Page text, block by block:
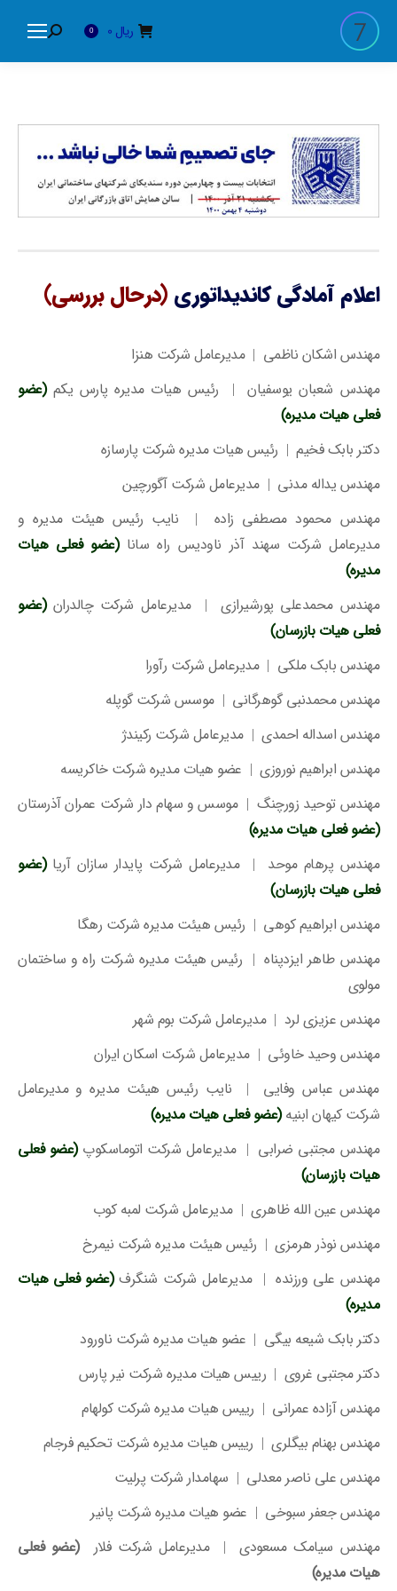
ریال 0
Search:
اعلام آمادگی کاندیداتوری (درحال بررسی)
مهندس اشکان ناظمی | مدیرعامل شرکت هنزا
مهندس شعبان یوسفیان | رئیس هیات مدیره پارس یکم(عضو
فعلی هیات مدیره)
دکتر بابک فخیم | رئیس هیات مدیره شرکت پارسازه
مهندس یداله مدنی | مدیرعامل شرکت آگورچین
مهندس محمود مصطفی زاده | نایب رئیس هیئت مدیره و
مدیرعامل شرکت سهند آذر ناودیس راه سانا(عضو فعلی هیات
مدیره)
مهندس محمدعلی پورشیرازی | مدیرعامل شرکت چالدران(عضو
فعلی هیات بازرسان)
مهندس بابک ملکی | مدیرعامل شرکت رآورا
مهندس محمدنبی گوهرگانی | موسس شرکت گوپله
مهندس اسداله احمدی | مدیرعامل شرکت رکیندژ
مهندس ابراهیم نوروزی | عضو هیات مدیره شرکت خاکریسه
مهندس توحید زورچنگ | موسس و سهام دار شرکت عمران آذرستان
(عضو فعلی هیات مدیره)
مهندس پرهام موحد | مدیرعامل شرکت پایدار سازان آریا(عضو
فعلی هیات بازرسان)
مهندس ابراهیم کوهی | رئیس هیئت مدیره شرکت رهگا
مهندس طاهر ایزدپناه | رئیس هیئت مدیره شرکت راه و ساختمان
مولوی
مهندس عزیزی لرد | مدیرعامل شرکت بوم شهر
مهندس وحید خاوئی | مدیرعامل شرکت اسکان ایران
مهندس عباس وفایی | نایب رئیس هیئت مدیره و مدیرعامل
شرکت کیهان ابنیه(عضو فعلی هیات مدیره)
مهندس مجتبی ضرابی | مدیرعامل شرکت اتوماسکوپ(عضو فعلی
هیات بازرسان)
مهندس عین الله ظاهری | مدیرعامل شرکت لمبه کوب
مهندس نوذر هرمزی | رئیس هیئت مدیره شرکت نیمرخ
مهندس علی ورزنده | مدیرعامل شرکت شنگرف(عضو فعلی هیات
مدیره)
دکتر بابک شیعه بیگی | عضو هیات مدیره شرکت ناورود
دکتر مجتبی غروی | رییس هیات مدیره شرکت نیر پارس
مهندس آزاده عمرانی | رییس هیات مدیره شرکت کولهام
مهندس بهنام بیگلری | رییس هیات مدیره شرکت تحکیم فرجام
مهندس علی ناصر معدلی | سهامدار شرکت پرلیت
مهندس جعفر سبوخی | عضو هیات مدیره شرکت پانیر
مهندس سیامک مسعودی | مدیرعامل شرکت فلار(عضو فعلی
هیات مدیره)